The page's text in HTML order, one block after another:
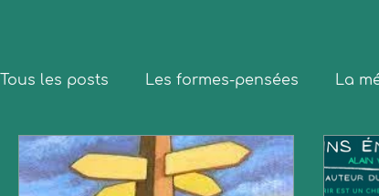
Tous les posts Les formes-pensées La
Guérir est un chemin vers soi